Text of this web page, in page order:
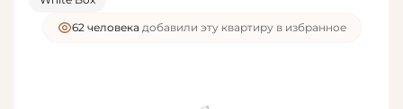
62 человекa добавили эту квартиру в избранное